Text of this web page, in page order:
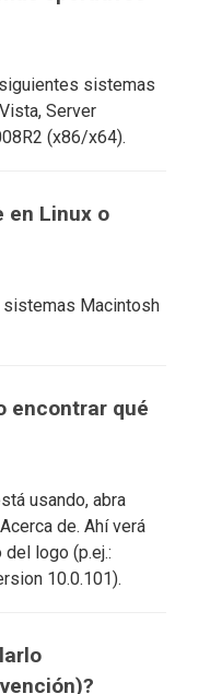
sistemas
Server
(x86/x64).
en Linux o
sistemas Macintosh
encontrar qué
usando, abra
de. Ahí verá
logo (p.ej.:
10.0.101).